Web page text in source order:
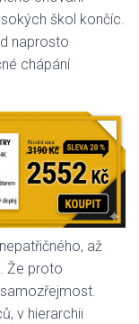
škol končíc.
naprosto
chápání
až
Že proto
v hierarchii